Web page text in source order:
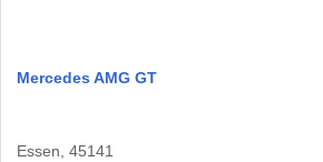
Mercedes AMG GT
Essen, 45141